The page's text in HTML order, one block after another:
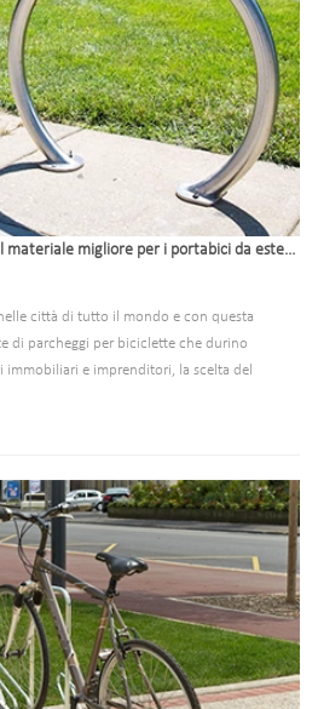
Perché l'acciaio inossidabile è il materiale migliore per i portabici da esterno
città di tutto il mondo e con questa
di parcheggi per biciclette che durino
e imprenditori, la scelta del